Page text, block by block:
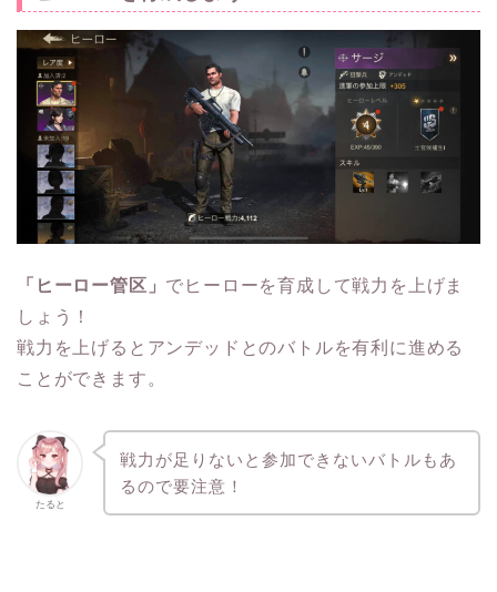
「ヒーロー管区」 でヒーローを育成して戦力を上げま
しょう！
戦力を上げるとアンデッドとのバトルを有利に進める
ことができます。
たると
戦力が足りないと参加できないバトルもあ
るので要注意！